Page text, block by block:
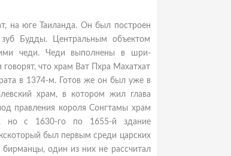
на юге Таиланда. Он был построен
Будды. Центральным объектом
чеди. Чеди выполнены в шри-
что храм Ват Пхра Махатхат
в 1374-м. Готов же он был уже в
храм, в котором жил глава
правления короля Сонгтамы храм
но с 1630-го по 1655-й здание
был первым среди царских
один из них не рассчитал